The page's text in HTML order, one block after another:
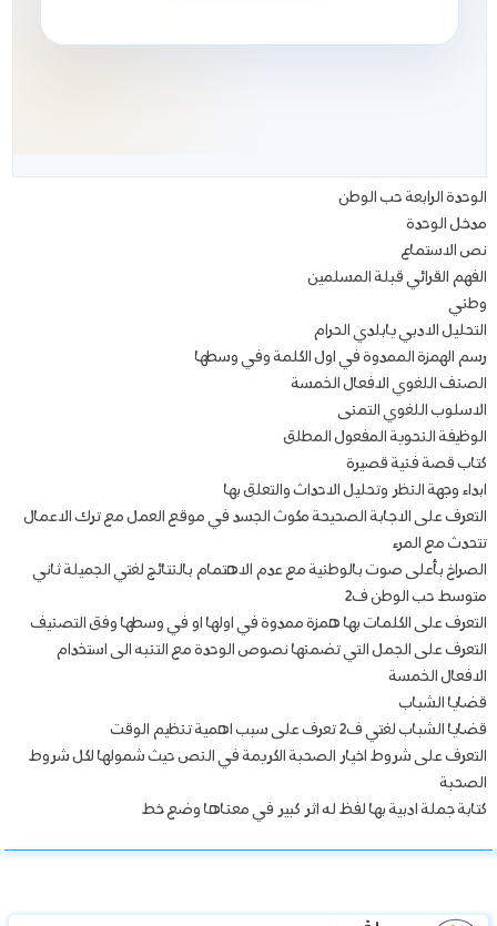
الوحدة الرابعة حب الوطن
مدخل الوحدة
نص الاستماع
الفهم القرائي قبلة المسلمين
وطني
التحليل الادبي يابلدي الحرام
رسم الهمزة الممدوة في اول الكلمة وفي وسطها
الصنف اللغوي الافعال الخمسة
الاسلوب اللغوي التمنى
الوظيفة النحوية المفعول المطلق
كتاب قصة فنية قصيرة
ابداء وجهة النظر وتحليل الاحداث والتعلق بها
التعرف على الاجابة الصحيحة مكوث الجسد في موقع العمل مع ترك الاعمال
تتحدث مع المرء
الصراخ بأعلى صوت بالوطنية مع عدم الاهتمام بالنتائج لغتي الجميلة ثاني
متوسط حب الوطن ف2
التعرف على الكلمات بها همزة ممدوة في اولها او في وسطها وفق التصنيف
التعرف على الجمل التي تضمنها نصوص الوحدة مع التنبه الى استخدام
الافعال الخمسة
قضايا الشباب
قضايا الشباب لغتي ف2 تعرف على سبب اهمية تنظيم الوقت
التعرف على شروط اخيار الصحبة الكريمة في النص حيث شمولها لكل شروط
الصحبة
كتابة جملة ادبية بها لفظ له اثر كبير في معناها وضع خط